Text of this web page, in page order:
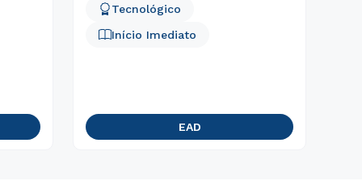
Tecnológico
Início Imediato
EAD